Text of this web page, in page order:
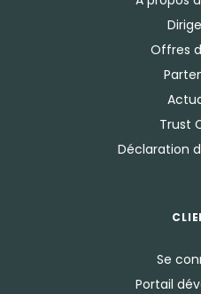
Offres
Trust
Déclaration
Se
Portail